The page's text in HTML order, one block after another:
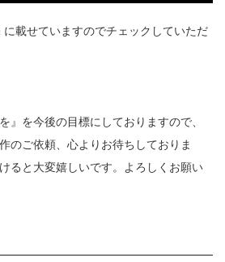
載せていますのでチェックしていただ
』を今後の目標にしておりますので、
のご依頼、心よりお待ちしておりま
ると大変嬉しいです。よろしくお願い